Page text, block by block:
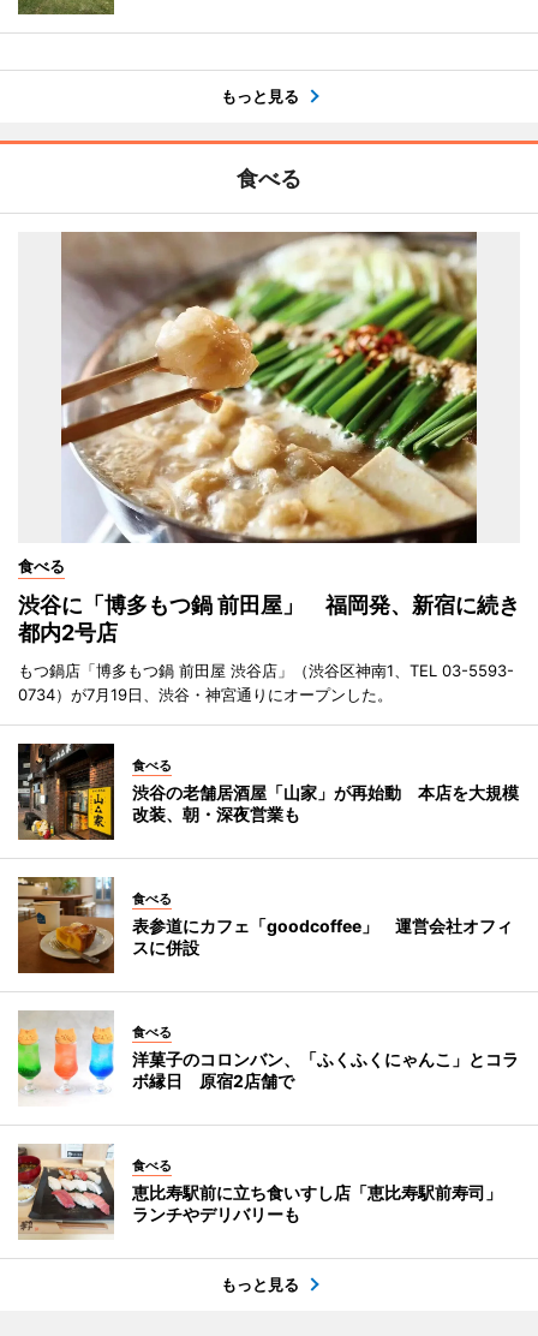
もっと見る
食べる
食べる
渋谷に「博多もつ鍋 前田屋」 福岡発、新宿に続き
都内2号店
もつ鍋店「博多もつ鍋 前田屋 渋谷店」（渋谷区神南1、TEL 03-5593-
0734）が7月19日、渋谷・神宮通りにオープンした。
食べる
渋谷の老舗居酒屋「山家」が再始動 本店を大規模
改装、朝・深夜営業も
食べる
表参道にカフェ「goodcoffee」 運営会社オフィ
スに併設
食べる
洋菓子のコロンバン、「ふくふくにゃんこ」とコラ
ボ縁日 原宿2店舗で
食べる
恵比寿駅前に立ち食いすし店「恵比寿駅前寿司」
ランチやデリバリーも
もっと見る